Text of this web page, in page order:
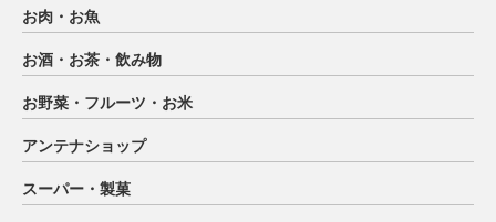
お肉・お魚
お酒・お茶・飲み物
お野菜・フルーツ・お米
アンテナショップ
スーパー・製菓